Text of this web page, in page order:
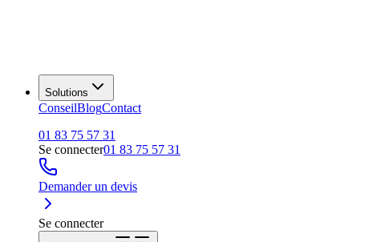
Solutions
ConseilBlogContact
01 83 75 57 31
Se connecter01 83 75 57 31
Demander un devis
Se connecter